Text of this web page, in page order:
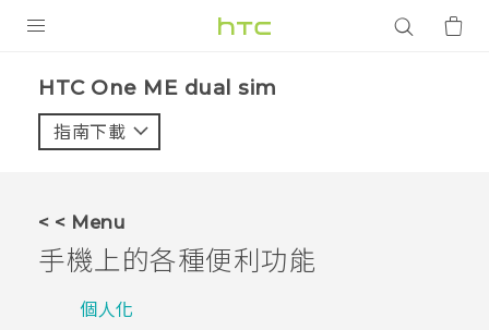
VIVE
HTC One ME dual sim‎
指南下載
< < Menu
手機上的各種便利功能
個人化